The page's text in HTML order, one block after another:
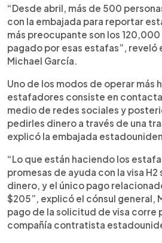
“Desde abril, más de 500
con la embajada para reportar
más preocupante son los
pagado por esas estafas”, reveló
Michael García.
Uno de los modos de operar más
estafadores consiste en
medio de redes sociales y
pedirles dinero a través de una
explicó la embajada
“Lo que están haciendo los
promesas de ayuda con la visa
dinero, y el único pago
$205”, explicó el cónsul general,
pago de la solicitud de visa corre
compañía contratista